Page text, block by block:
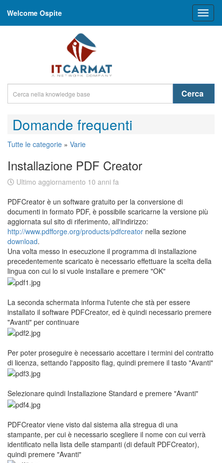
Welcome Ospite
Cerca
Domande frequenti
Tutte le categorie » Varie
Installazione PDF Creator
Ultimo aggiornamento 10 anni fa
PDFCreator è un software gratuito per la conversione di
documenti in formato PDF, è possibile scaricarne la versione più
aggiornata sul sito di riferimento, all'indirizzo:
http://www.pdfforge.org/products/pdfcreator nella sezione
download.
Una volta messo in esecuzione il programma di installazione
precedentemente scaricato è necessario effettuare la scelta della
lingua con cui lo si vuole installare e premere "OK"
La seconda schermata informa l'utente che stà per essere
installato il software PDFCreator, ed è quindi necessario premere
"Avanti" per continuare
Per poter proseguire è necessario accettare i termini del contratto
di licenza, settando l'apposito flag, quindi premere il tasto "Avanti"
Selezionare quindi Installazione Standard e premere "Avanti"
PDFCreator viene visto dal sistema alla stregua di una
stampante, per cui è necessario scegliere il nome con cui verrà
identificato nella lista delle stampanti (di default PDFCreator),
quindi premere "Avanti"